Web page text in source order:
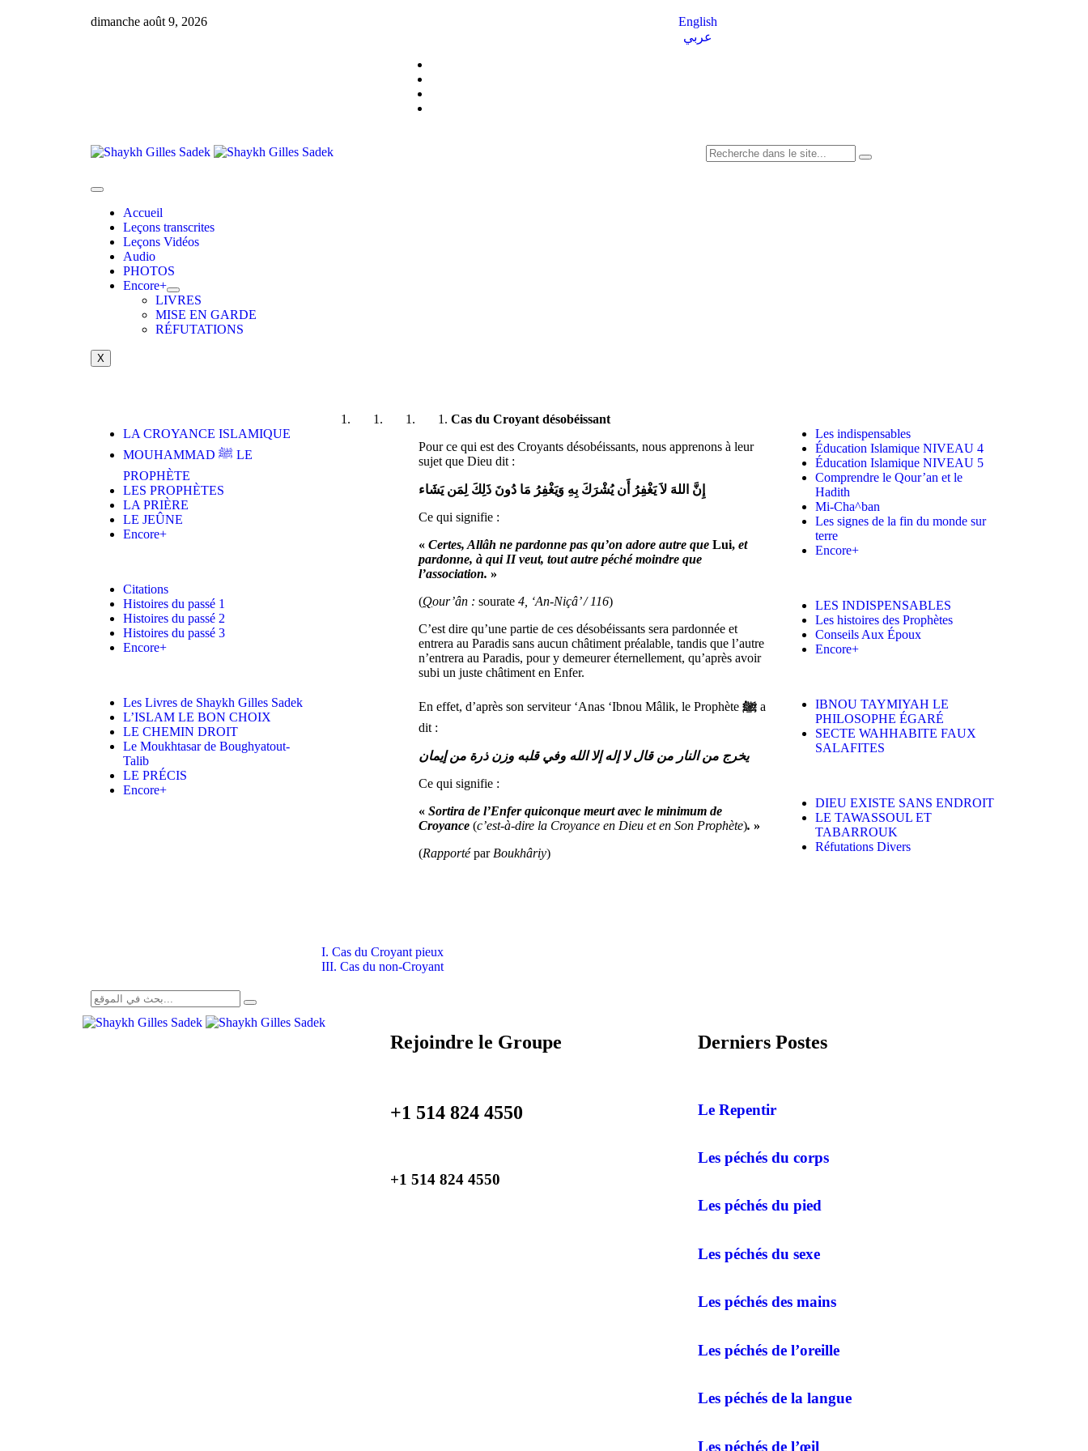
dimanche août 9, 2026
English
عربي
Accueil
Leçons transcrites
Leçons Vidéos​
Audio
PHOTOS
Encore+
LIVRES
MISE EN GARDE
RÉFUTATIONS
X
LA CROYANCE ISLAMIQUE
MOUHAMMAD ﷺ LE
PROPHÈTE
LES PROPHÈTES
LA PRIÈRE
LE JEÛNE
Encore+
Citations
Histoires du passé 1
Histoires du passé 2
Histoires du passé 3
Encore+
Les Livres de Shaykh Gilles Sadek
L’ISLAM LE BON CHOIX
LE CHEMIN DROIT
Le Moukhtasar de Boughyatout-
Talib
LE PRÉCIS
Encore+
Cas du Croyant désobéissant
Pour ce qui est des Croyants désobéissants, nous apprenons à leur
sujet que Dieu dit :
إِنَّ اللهَ لاَ يَغْفِرُ أَن يُشْرَكَ بِهِ وَيَغْفِرُ مَا دُونَ ذَلِكَ لِمَن يَشَاء
Ce qui signifie :
« Certes, Allâh ne pardonne pas qu’on adore autre que Lui, et
pardonne, à qui II veut, tout autre péché moindre que
l’association. »
(Qour’ân : sourate 4, ‘An-Niçâ’ / 116)
C’est dire qu’une partie de ces désobéissants sera pardonnée et
entrera au Paradis sans aucun châtiment préalable, tandis que l’autre
n’entrera au Paradis, pour y demeurer éternellement, qu’après avoir
subi un juste châtiment en Enfer.
En effet, d’après son serviteur ‘Anas ‘Ibnou Mâlik, le Prophète ﷺ a
dit :
يخرج من النار من قال لا إله إلا الله وفي قلبه وزن ذرة من إيمان
Ce qui signifie :
« Sortira de l’Enfer quiconque meurt avec le minimum de
Croyance (c’est-à-dire la Croyance en Dieu et en Son Prophète). »
(Rapportépar Boukhâriy)
I. Cas du Croyant pieux
III. Cas du non-Croyant
Les indispensables
Éducation Islamique NIVEAU 4
Éducation Islamique NIVEAU 5
Comprendre le Qour’an et le
Hadith
Mi-Cha^ban
Les signes de la fin du monde sur
terre
Encore+
LES INDISPENSABLES
Les histoires des Prophètes
Conseils Aux Époux
Encore+
IBNOU TAYMIYAH LE
PHILOSOPHE ÉGARÉ
SECTE WAHHABITE FAUX
SALAFITES
DIEU EXISTE SANS ENDROIT
LE TAWASSOUL ET
TABARROUK
Réfutations Divers
Rejoindre le Groupe
+1 514 824 4550
+1 514 824 4550
Derniers Postes
Le Repentir
Les péchés du corps
Les péchés du pied
Les péchés du sexe
Les péchés des mains
Les péchés de l’oreille
Les péchés de la langue
Les péchés de l’œil